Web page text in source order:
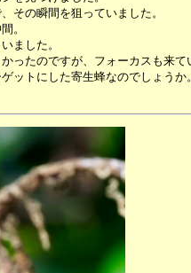
その瞬間を狙っていました。
。
ました。
ったのですが、フォーカスも来て
ットにした寄生蜂なのでしょうか